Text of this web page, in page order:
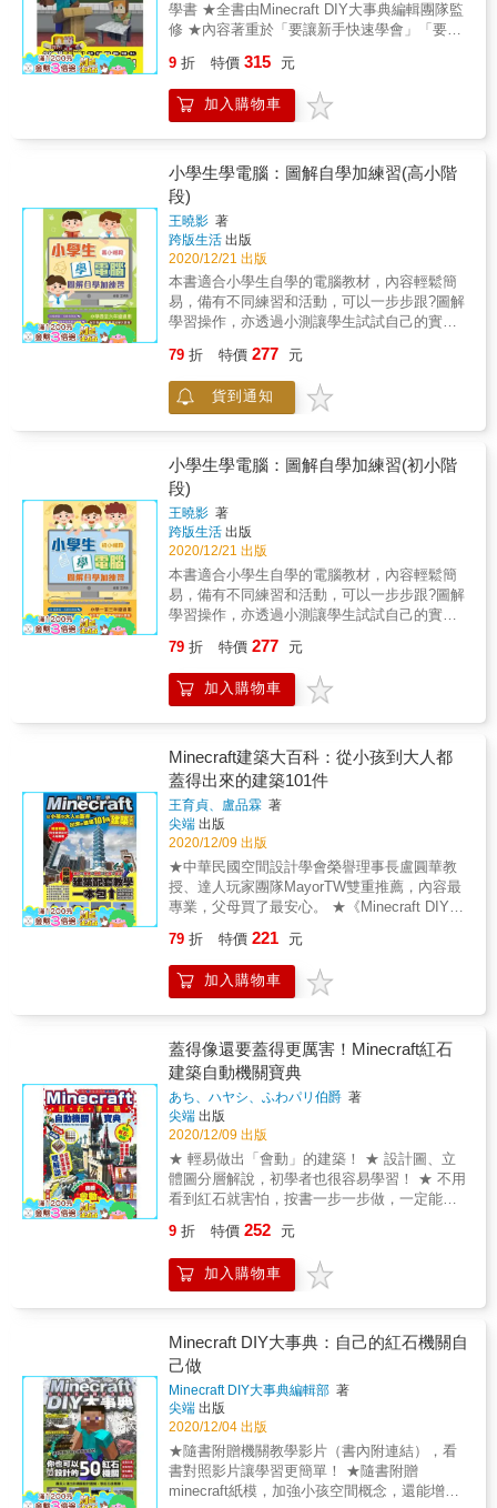
學書 ★全書由Minecraft DIY大事典編輯團隊監
修 ★內容著重於「要讓新手快速學會」「要讓
式呈現，九大類玩法的問題全都有 ★解答直接
命中核心，讓讀者快速理解 新手想玩Minecraft
常常遇到兩個問題： (1.)自我學習難度頗高。
做就能玩的主線任務，教學流程也僅有少許文
字帶過。 再加上小朋友多半缺乏上網過濾訊息
的能力，很多人連問問題都不曉得怎麼問。 (2.)
家長多半無法協助解決問題。 多數家長因事務
繁忙，實在無法騰出時間去了解這款遊戲，而
且就算想花時間，也不知從何下手。 所以
Minecraft新手多半只能自己Try And Error，從
錯誤中慢慢修正玩法， 但過程中容易遭受挫折
而失去耐性，無法真正體驗到Minecraft能啟發
創造力的全部內容，實在相當可惜。 基於以
「要讓新手快速學會」「要讓新手每個都會」
兩個目標的教學書。 書籍將把Minecraft繁多的
內容拆成九大類玩法，讓讀者能直覺地想玩甚
節玩下去，也能以最快速度玩會Minecraft的全
部內容。 同時為讓新手容易理解，書內將儘量
避免艱深的專業用詞與複雜解說， 將以最直觀
的QA問答形式呈現， 每個問題的解答，都將是
最核心，能立即解決問題的內容。 希望這本書
能夠解決每一位Minecraft新手遇到的大小疑
問，建立好基礎， 把多出來的時間，放在還能
怎麼玩，還能怎麼蓋，充分享受到由這款遊戲
9 折 特價 315 元
加入購物車
小學生學電腦：圖解自學加練習(高小階
段)
王曉影 著
跨版生活 出版
2020/12/21 出版
本書適合小學生自學的電腦教材，內容輕鬆簡
易，備有不同練習和活動，可以一步步跟?圖解
學習操作，亦透過小測讓學生試試自己的實
——圖解自學加練習》系列分為「初小階段」
及「高小階段」兩本，全面滿足小學階段基礎
電腦學習需要。本書(高小階段)適合小學四至六
PowerPoint使用教學● 進入互聯網世界、做專
題研究● 小小工程師：認識AI及編程本書特色●
適合小學生自學● 小學四至六年級適用● 以
Windows系統示範● 配合教育局電腦認知單元
課程
79 折 特價 277 元
貨到通知
小學生學電腦：圖解自學加練習(初小階
段)
王曉影 著
跨版生活 出版
2020/12/21 出版
本書適合小學生自學的電腦教材，內容輕鬆簡
易，備有不同練習和活動，可以一步步跟?圖解
學習操作，亦透過小測讓學生試試自己的實
——圖解自學加練習》系列分為「初小階段」
及「高小階段」兩本，全面滿足小學階段基礎
電腦學習需要。本書(初小階段)適合小學一至三
操作，以Windows系統示範● 學習電腦打字、
繪圖、文字及圖像處理等技能● 實踐如何管理
電腦檔案本書特色● 適合小學生自學● 小學一
至三年級適用● 以Windows系統示範● 配合教
育局電腦認知單元課程
79 折 特價 277 元
加入購物車
Minecraft建築大百科：從小孩到大人都
蓋得出來的建築101件
王育貞、盧品霖 著
尖端 出版
2020/12/09 出版
★中華民國空間設計學會榮譽理事長盧圓華教
授、達人玩家團隊MayorTW雙重推薦，內容最
專業，父母買了最安心。 ★《Minecraft DIY大
障 ★所有作品均提供地圖檔供讀者拆解學習(書
內有附檔案下載連結) ★所有步驟跟提供教學影
片，簡單易懂(書內有附影片連結) ★建築均採
寓教於樂的遊戲 Minecraft，中文名稱為「我的
世界」，遊戲名列PC銷售史上最熱賣的10款遊
戲之一，玩家年齡層遍布很廣： 小朋友可以玩
它「電子樂高」式的部分，堆堆電子積木，訓
練3D空間認知能力； 學生族群可以玩它「空間
規劃」的部分，增進空間邏輯推演力，日後出
社會非常受用； 電腦工程師可以玩它「輔助插
件」的部分，開發出各式各樣好用的輔助插件
供人運用。 這款遊戲連麻省理工學院教授都推
薦，被全球一千多間學校列為指定教材！ & ◎
由各式各樣不同材質的方塊所組成的，這些方
塊不但會組出草原、山脈、海洋、洞穴等等地
形，玩家也可以利用這些方塊，蓋出自己理想
好一棟建築，要先規劃好空間，甚至做好設計
草圖，然後開始整地、營建、裝潢等等工作，
讀者們可以藉由完成一棟簡單的建築，拼拼湊
湊，訓練大腦的空間管理能力。 & 本書特色 &
本書將Minecraft主流玩法-之一「建築」的部
分，拆解成建材、工具、營建、裝潢等基本要
素，並提供成品的製作步驟，每一個步驟皆附
上圖片，並提供相關影片參考，以及地圖檔供
79 折 特價 221 元
加入購物車
蓋得像還要蓋得更厲害！Minecraft紅石
建築自動機關寶典
あち、ハヤシ、ふわパリ伯爵 著
尖端 出版
2020/12/09 出版
★ 輕易做出「會動」的建築！ ★ 設計圖、立
體圖分層解說，初學者也很容易學習！ ★ 不用
看到紅石就害怕，按書一步一步做，一定能做
特此感謝： 中華民國空間設計學會榮譽理事長
盧圓華先生 台南崇學國小 張琬翔老師 花蓮西
林國小 李政蒲老師 台中亞洲大學 陳勇國老師
置、自動化會行走的巨大機器人 還有各式各樣
真的會掉下轉蛋的轉蛋機等等等等最接近真實
生活的物件，現在都能從Minecraft做出來！ &
每一種建築物、每一個機關都同時使用立體圖
和平面設計圖讓你參考， 詳細的步驟圖解教
學，你只要按步就班一步一步做， 這些會動的
建築，都可以蓋得出來喔！ 你可以拿去跟朋友
炫耀一下XD！ &
9 折 特價 252 元
加入購物車
Minecraft DIY大事典：自己的紅石機關自
己做
Minecraft DIY大事典編輯部 著
尖端 出版
2020/12/04 出版
★隨書附贈機關教學影片（書內附連結），看
書對照影片讓學習更簡單！ ★隨書附贈
minecraft紙模，加強小孩空間概念，還能增進